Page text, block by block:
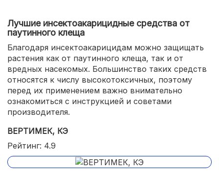
Лучшие инсектоакарицидные средства от
паутинного клеща
Благодаря инсектоакарицидам можно защищать
растения как от паутинного клеща, так и от
вредных насекомых. Большинство таких средств
относятся к числу высокотоксичных, поэтому
перед их применением важно внимательно
ознакомиться с инструкцией и советами
производителя.
ВЕРТИМЕК, КЭ
Рейтинг: 4.9